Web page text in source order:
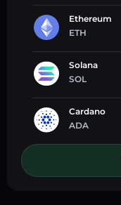
Ethereum
ETH
Solana
SOL
Cardano
ADA